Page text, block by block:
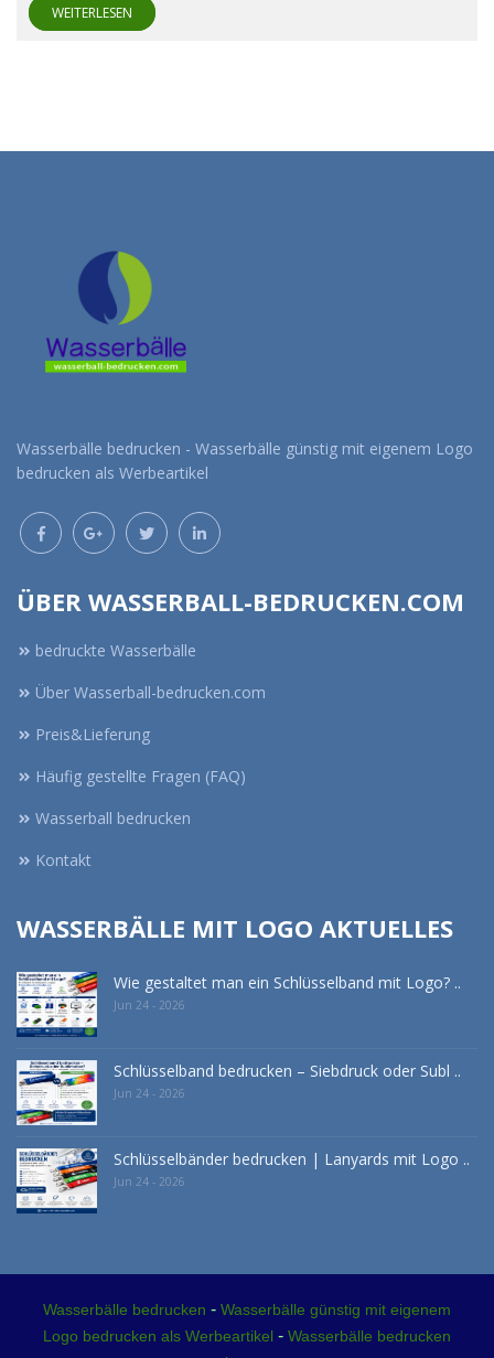
WEITERLESEN
Wasserbälle bedrucken - Wasserbälle günstig mit eigenem Logo
bedrucken als Werbeartikel
ÜBER WASSERBALL-BEDRUCKEN.COM
bedruckte Wasserbälle
Über Wasserball-bedrucken.com
Preis&Lieferung
Häufig gestellte Fragen (FAQ)
Wasserball bedrucken
Kontakt
WASSERBÄLLE MIT LOGO AKTUELLES
Wie gestaltet man ein Schlüsselband mit Logo? ..
Jun 24 - 2026
Schlüsselband bedrucken – Siebdruck oder Subl ..
Jun 24 - 2026
Schlüsselbänder bedrucken | Lanyards mit Logo ..
Jun 24 - 2026
Wasserbälle bedrucken - Wasserbälle günstig mit eigenem
Logo bedrucken als Werbeartikel - Wasserbälle bedrucken